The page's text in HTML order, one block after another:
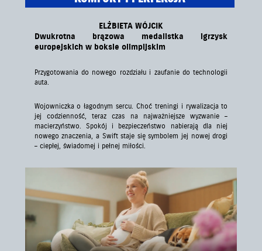
ELŻBIETA WÓJCIK
Dwukrotna brązowa medalistka igrzysk
europejskich w boksie olimpijskim
Przygotowania do nowego rozdziału i zaufanie do technologii
auta.
Wojowniczka o łagodnym sercu. Choć treningi i rywalizacja to
jej codzienność, teraz czas na najważniejsze wyzwanie –
macierzyństwo. Spokój i bezpieczeństwo nabierają dla niej
nowego znaczenia, a Swift staje się symbolem jej nowej drogi
– ciepłej, świadomej i pełnej miłości.